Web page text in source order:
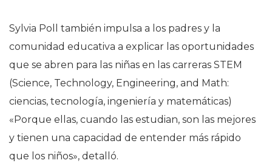
Sylvia Poll también impulsa a los padres y la
comunidad educativa a explicar las oportunidades
que se abren para las niñas en las carreras STEM
(Science, Technology, Engineering, and Math:
ciencias, tecnología, ingeniería y matemáticas)
«Porque ellas, cuando las estudian, son las mejores
y tienen una capacidad de entender más rápido
que los niños», detalló.